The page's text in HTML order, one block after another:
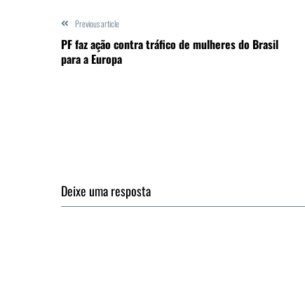
Previous article
PF faz ação contra tráfico de mulheres do Brasil
para a Europa
Deixe uma resposta